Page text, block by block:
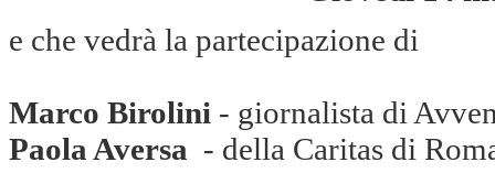
e che vedrà la partecipazione di
Marco Birolini - giornalista di
Paola Aversa - della Caritas di